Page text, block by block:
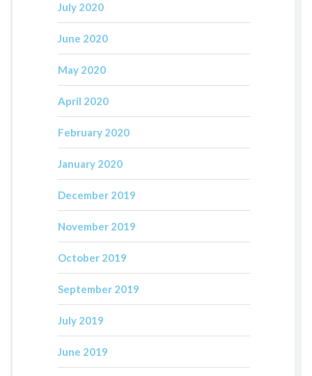
July 2020
June 2020
May 2020
April 2020
February 2020
January 2020
December 2019
November 2019
October 2019
September 2019
July 2019
June 2019